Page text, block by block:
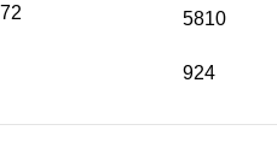
72 5810
924